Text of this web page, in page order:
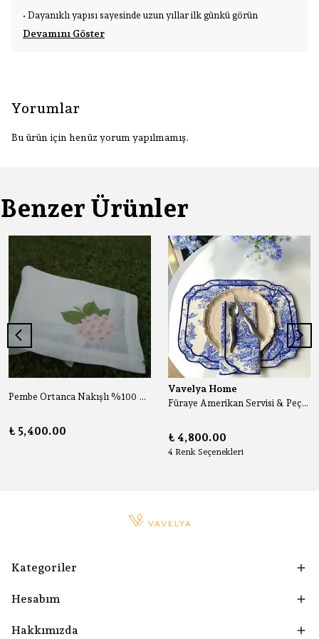
• Dayanıklı yapısı sayesinde uzun yıllar ilk günkü görün
Devamını Göster
Yorumlar
Bu ürün için henüz yorum yapılmamış.
Benzer Ürünler
Pembe Ortanca Nakışlı %100 Keten 6 Adet Premium Sofra Peçetesi
₺ 5,400.00
Vavelya Home
Füraye Amerikan Servisi & Peçete (4 Kişilik)
₺ 4,800.00
4 Renk Seçenekleri
Kategoriler
Hesabım
Hakkımızda